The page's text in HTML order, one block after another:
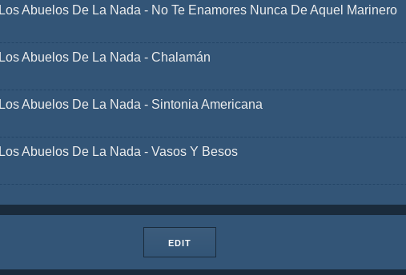
Los Abuelos De La Nada - No Te Enamores Nunca De Aquel Marinero
Los Abuelos De La Nada - Chalamán
Los Abuelos De La Nada - Sintonia Americana
Los Abuelos De La Nada - Vasos Y Besos
EDIT